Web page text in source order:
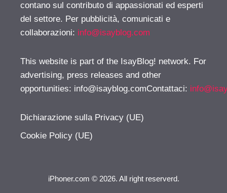
contano sul contributo di appassionati ed esperti
del settore. Per pubblicità, comunicati e
collaborazioni: info@isayblog.com
This website is part of the IsayBlog! network. For
advertising, press releases and other
opportunities: info@isayblog.comContattaci:
Dichiarazione sulla Privacy (UE)
Cookie Policy (UE)
iPhoner.com © 2026. All right reserverd.